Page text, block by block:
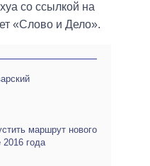
со ссылкой на
«Слово и Дело».
маршрут нового
года